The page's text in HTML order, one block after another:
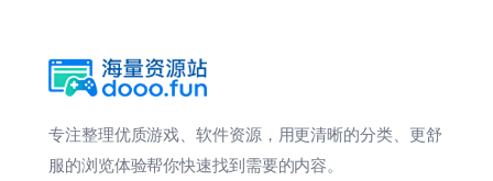
专注整理优质游戏、软件资源，用更清晰的分类、更舒
服的浏览体验帮你快速找到需要的内容。